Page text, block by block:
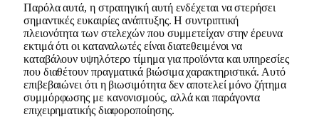
Παρόλα αυτά, η στρατηγική αυτή ενδέχεται να στερήσει
σημαντικές ευκαιρίες ανάπτυξης. Η συντριπτική
πλειονότητα των στελεχών που συμμετείχαν στην έρευνα
εκτιμά ότι οι καταναλωτές είναι διατεθειμένοι να
καταβάλουν υψηλότερο τίμημα για προϊόντα και υπηρεσίες
που διαθέτουν πραγματικά βιώσιμα χαρακτηριστικά. Αυτό
επιβεβαιώνει ότι η βιωσιμότητα δεν αποτελεί μόνο ζήτημα
συμμόρφωσης με κανονισμούς, αλλά και παράγοντα
επιχειρηματικής διαφοροποίησης.